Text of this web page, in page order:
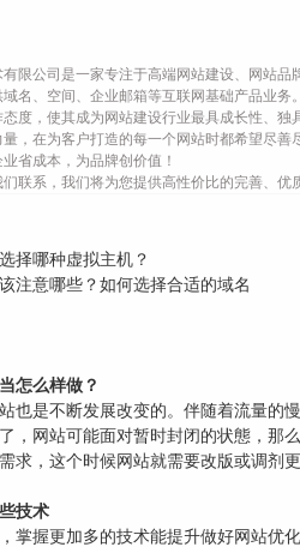
限公司是一家专注于高端网站建设、网站
名、空间、企业邮箱等互联网基础产品业
度，使其成为网站建设行业最具成长性、独
，在为客户打造的每一个网站时都希望尽
省成本，为品牌创价值！
联系，我们将为您提供高性价比的完善、优
择哪种虚拟主机？
注意哪些？如何选择合适的域名
怎么样做？
也是不断发展改变的。伴随着流量的
，网站可能面对暂时封闭的状態，那
求，这个时候网站就需要改版或调剂
技术
掌握更加多的技术能提升做好网站优